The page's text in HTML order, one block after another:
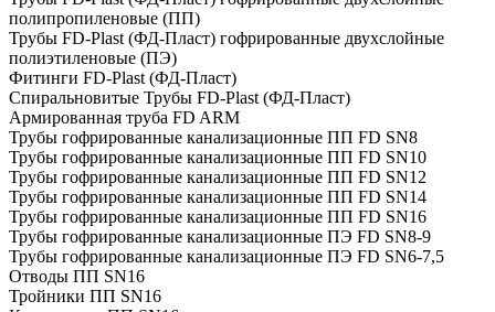
полипропиленовые (ПП)
Трубы FD-Plast (ФД-Пласт) гофрированные двухслойные
полиэтиленовые (ПЭ)
Фитинги FD-Plast (ФД-Пласт)
Спиральновитые Трубы FD-Plast (ФД-Пласт)
Армированная труба FD ARM
Трубы гофрированные канализационные ПП FD SN8
Трубы гофрированные канализационные ПП FD SN10
Трубы гофрированные канализационные ПП FD SN12
Трубы гофрированные канализационные ПП FD SN14
Трубы гофрированные канализационные ПП FD SN16
Трубы гофрированные канализационные ПЭ FD SN8-9
Трубы гофрированные канализационные ПЭ FD SN6-7,5
Отводы ПП SN16
Тройники ПП SN16